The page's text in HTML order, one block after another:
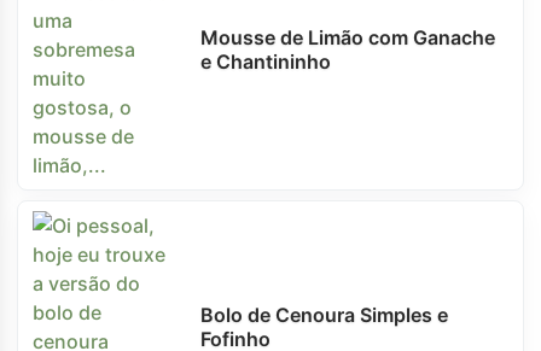
Mousse de Limão com Ganache
e Chantininho
Bolo de Cenoura Simples e
Fofinho